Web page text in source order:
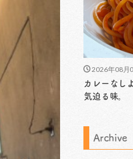
2026年08月
カレーなし
気迫る味。
Archive